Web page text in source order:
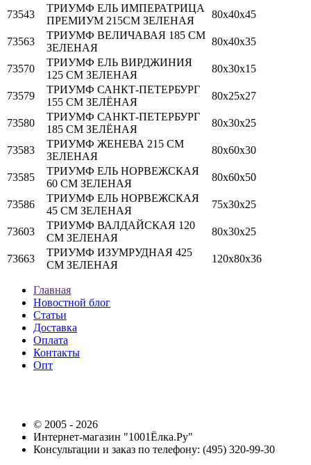
73543
ТРИУМФ ЕЛЬ ИМПЕРАТРИЦА
ПРЕМИУМ 215СМ ЗЕЛЕНАЯ
80х40х45
73563
ТРИУМФ ВЕЛИЧАВАЯ 185 СМ
ЗЕЛЕНАЯ
80х40х35
73570
ТРИУМФ ЕЛЬ ВИРДЖИНИЯ
125 СМ ЗЕЛЕНАЯ
80х30х15
73579
ТРИУМФ САНКТ-ПЕТЕРБУРГ
155 СМ ЗЕЛЁНАЯ
80х25х27
73580
ТРИУМФ САНКТ-ПЕТЕРБУРГ
185 СМ ЗЕЛЁНАЯ
80х30х25
73583
ТРИУМФ ЖЕНЕВА 215 СМ
ЗЕЛЕНАЯ
80х60х30
73585
ТРИУМФ ЕЛЬ НОРВЕЖСКАЯ
60 СМ ЗЕЛЕНАЯ
80х60х50
73586
ТРИУМФ ЕЛЬ НОРВЕЖСКАЯ
45 СМ ЗЕЛЕНАЯ
75х30х25
73603
ТРИУМФ ВАЛДАЙСКАЯ 120
СМ ЗЕЛЕНАЯ
80х30х25
73663
ТРИУМФ ИЗУМРУДНАЯ 425
СМ ЗЕЛЕНАЯ
120х80х36
Главная
Новостной блог
Статьи
Доставка
Оплата
Контакты
Опт
© 2005 - 2026
Интернет-магазин "1001Ёлка.Ру"
Консультации и заказ по телефону: (495) 320-99-30